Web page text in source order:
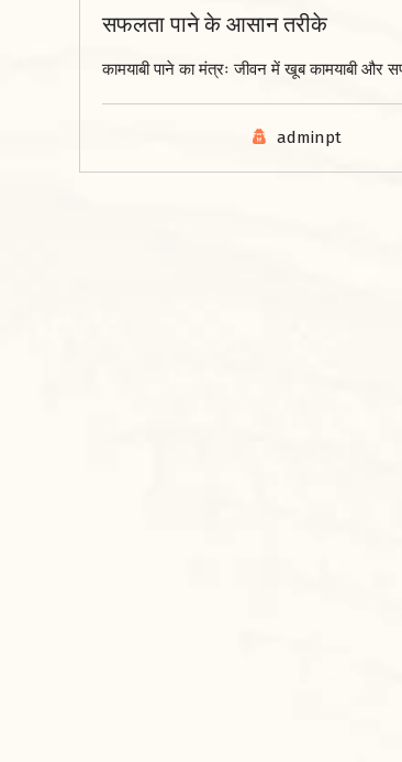
सफलता पाने के आसान तरीके
कामयाबी पाने का मंत्रः जीवन में खूब कामयाबी और
adminpt